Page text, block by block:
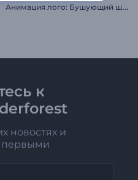
А
нимация лого: Бушующий шторм
к
новостях и
первыми